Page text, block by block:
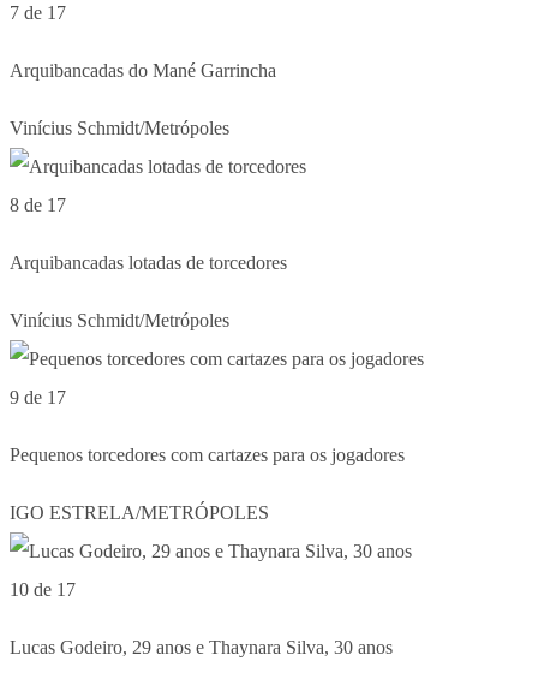
7 de 17
Arquibancadas do Mané Garrincha
Vinícius Schmidt/Metrópoles
8 de 17
Arquibancadas lotadas de torcedores
Vinícius Schmidt/Metrópoles
9 de 17
Pequenos torcedores com cartazes para os jogadores
IGO ESTRELA/METRÓPOLES
10 de 17
Lucas Godeiro, 29 anos e Thaynara Silva, 30 anos